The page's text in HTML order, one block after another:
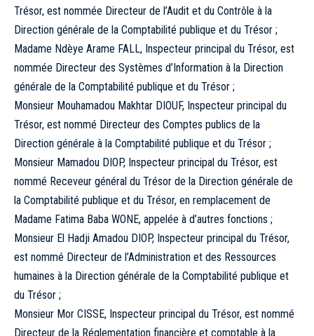
Trésor, est nommée Directeur de l’Audit et du Contrôle à la
Direction générale de la Comptabilité publique et du Trésor ;
Madame Ndèye Arame FALL, Inspecteur principal du Trésor, est
nommée Directeur des Systèmes d’Information à la Direction
générale de la Comptabilité publique et du Trésor ;
Monsieur Mouhamadou Makhtar DIOUF, Inspecteur principal du
Trésor, est nommé Directeur des Comptes publics de la
Direction générale à la Comptabilité publique et du Trésor ;
Monsieur Mamadou DIOP, Inspecteur principal du Trésor, est
nommé Receveur général du Trésor de la Direction générale de
la Comptabilité publique et du Trésor, en remplacement de
Madame Fatima Baba WONE, appelée à d’autres fonctions ;
Monsieur El Hadji Amadou DIOP, Inspecteur principal du Trésor,
est nommé Directeur de l’Administration et des Ressources
humaines à la Direction générale de la Comptabilité publique et
du Trésor ;
Monsieur Mor CISSE, Inspecteur principal du Trésor, est nommé
Directeur de la Réglementation financière et comptable à la